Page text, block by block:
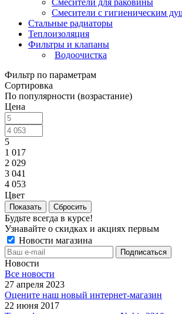
Смесители с гигиеническим
Стальные радиаторы
Теплоизоляция
Фильтры и клапаны
Водоочистка
Фильтр по параметрам
Сортировка
По популярности (возрастание)
Цена
5
1 017
2 029
3 041
4 053
Цвет
Сбросить
Будьте всегда в курсе!
Узнавайте о скидках и акциях первым
Новости магазина
Новости
Все новости
27 апреля 2023
Оцените наш новый интернет-магазин
22 июня 2017